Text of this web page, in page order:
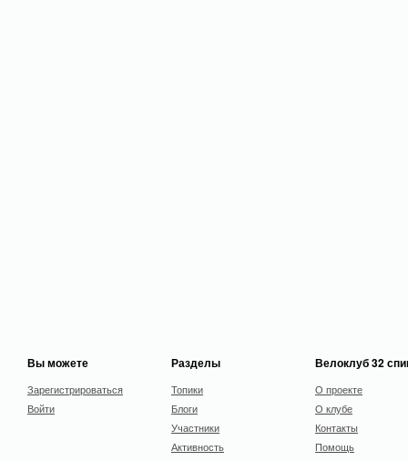
Вы можете
Зарегистрироваться
Войти
Разделы
Топики
Блоги
Участники
Активность
Велоклуб 32
О проекте
О клубе
Контакты
Помощь